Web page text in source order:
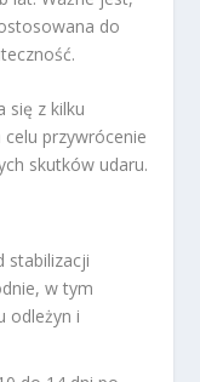
do
się z kilku
przywrócenie
skutków udaru.
stabilizacji
w tym
odleżyn i